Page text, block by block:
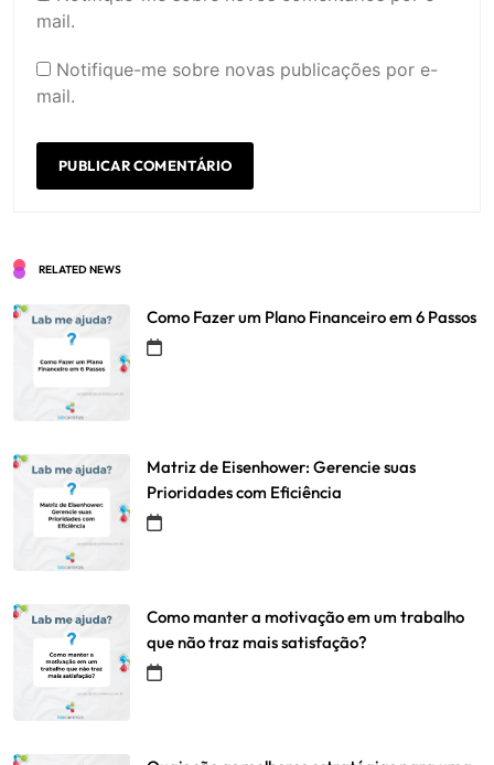
mail.
Notifique-me sobre novas publicações por e-
mail.
RELATED NEWS
Como Fazer um Plano Financeiro em 6 Passos
Matriz de Eisenhower: Gerencie suas
Prioridades com Eficiência
Como manter a motivação em um trabalho
que não traz mais satisfação?